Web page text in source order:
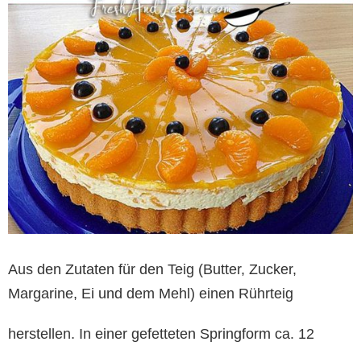
Aus den Zutaten für den Teig (Butter, Zucker,
Margarine, Ei und dem Mehl) einen Rührteig
herstellen. In einer gefetteten Springform ca. 12